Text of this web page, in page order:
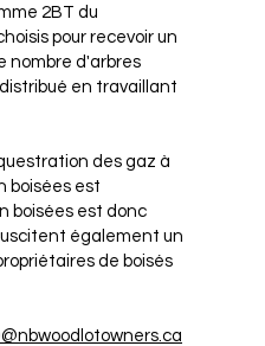
2BT du
pour recevoir un
nombre d'arbres
en travaillant
des gaz à
boisées est
boisées est donc
également un
de boisés